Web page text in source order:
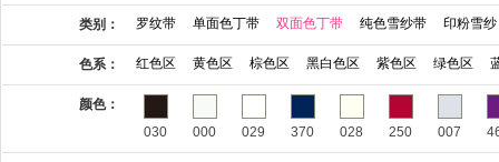
类别： 罗纹带 单面色丁带 双面色丁带 纯色雪纱带 印粉雪纱
色系： 红色区 黄色区 棕色区 黑白色区 紫色区 绿色区
颜色：
030
000 029 370 028 250 007